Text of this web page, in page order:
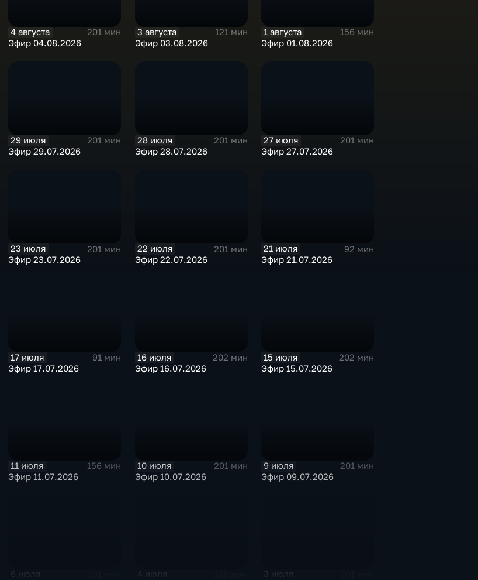
4 августа
201 мин
Эфир 04.08.2026
3 августа
121 мин
Эфир 03.08.2026
1 августа
156 мин
Эфир 01.08.2026
29 июля
201 мин
Эфир 29.07.2026
28 июля
201 мин
Эфир 28.07.2026
27 июля
201 мин
Эфир 27.07.2026
23 июля
201 мин
Эфир 23.07.2026
22 июля
201 мин
Эфир 22.07.2026
21 июля
92 мин
Эфир 21.07.2026
17 июля
91 мин
Эфир 17.07.2026
16 июля
202 мин
Эфир 16.07.2026
15 июля
202 мин
Эфир 15.07.2026
11 июля
156 мин
Эфир 11.07.2026
10 июля
201 мин
Эфир 10.07.2026
9 июля
201 мин
Эфир 09.07.2026
6 июля 4 июля 3 июля